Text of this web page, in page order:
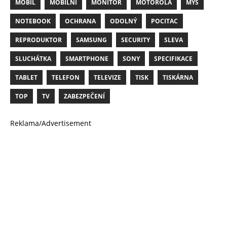
MOBIL MOBILNÍ MONITOR MOTOROLA MYŠ
NOTEBOOK OCHRANA ODOLNÝ POCITAC
REPRODUKTOR SAMSUNG SECURITY SLEVA
SLUCHÁTKA SMARTPHONE SONY SPECIFIKACE
TABLET TELEFON TELEVIZE TISK TISKÁRNA
TOP TV ZABEZPEČENÍ
Reklama/Advertisement